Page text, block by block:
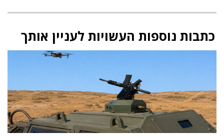
כתבות נוספות העשויות לעניין אותך